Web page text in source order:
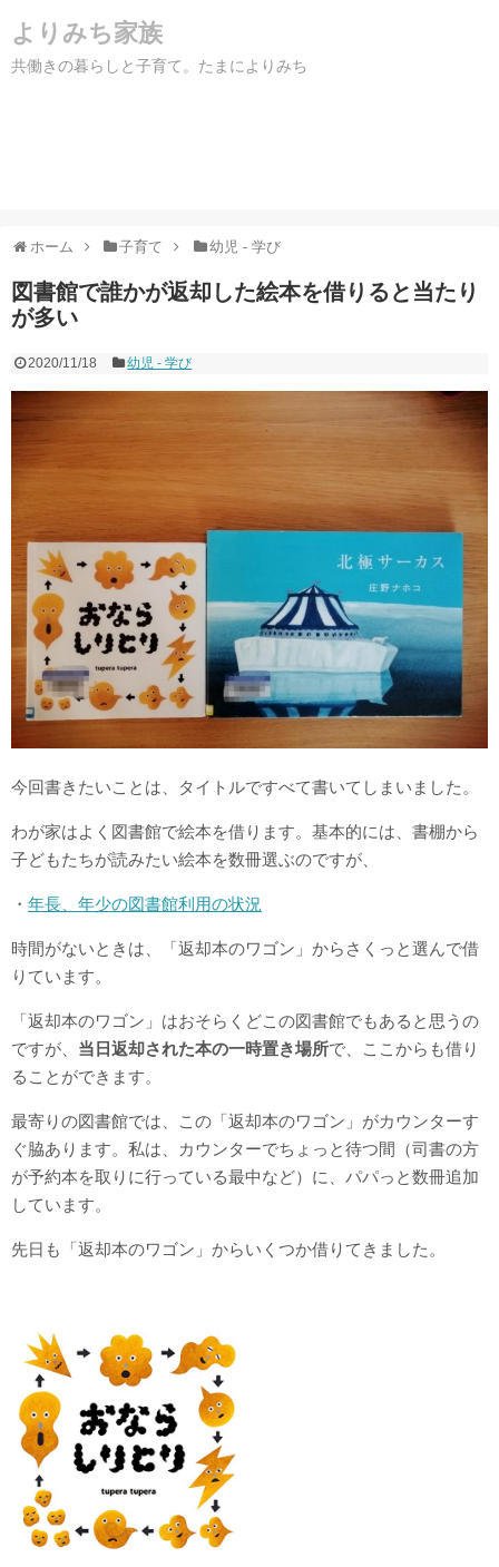
よりみち家族
共働きの暮らしと子育て。たまによりみち
ホーム 子育て 幼児 - 学び
図書館で誰かが返却した絵本を借りると当たり
が多い
2020/11/18 幼児 - 学び
今回書きたいことは、タイトルですべて書いてしまいました。
わが家はよく図書館で絵本を借ります。基本的には、書棚から
子どもたちが読みたい絵本を数冊選ぶのですが、
・ 年長、年少の図書館利用の状況
時間がないときは、「返却本のワゴン」からさくっと選んで借
りています。
「返却本のワゴン」はおそらくどこの図書館でもあると思うの
ですが、 当日返却された本の一時置き場所で、ここからも借り
ることができます。
最寄りの図書館では、この「返却本のワゴン」がカウンターす
ぐ脇あります。私は、カウンターでちょっと待つ間（司書の方
が予約本を取りに行っている最中など）に、パパっと数冊追加
しています。
先日も「返却本のワゴン」からいくつか借りてきました。